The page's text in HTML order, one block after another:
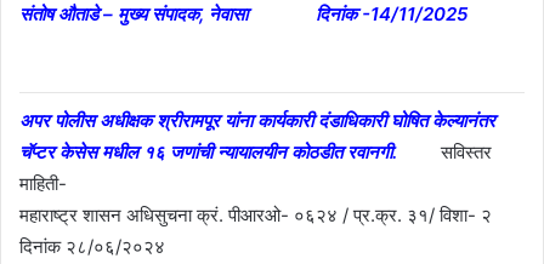
संतोष औताडे – मुख्य संपादक, नेवासा दिनांक -14/11/2025
अपर पोलीस अधीक्षक श्रीरामपूर यांना कार्यकारी दंडाधिकारी घोषित केल्यानंतर
चॅप्टर केसेस मधील १६ जणांची न्यायालयीन कोठडीत रवानगी.सविस्तर
माहिती-
महाराष्ट्र शासन अधिसुचना क्रं. पीआरओ- ०६२४ / प्र.क्र. ३१/ विशा- २
दिनांक २८/०६/२०२४